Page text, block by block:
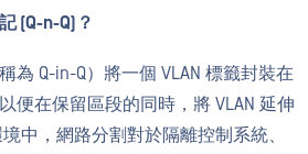
(Q-n-Q)？
為 Q-in-Q）將一個 VLAN 標籤封裝在
便在保留區段的同時，將 VLAN 延伸
中，網路分割對於隔離控制系統、